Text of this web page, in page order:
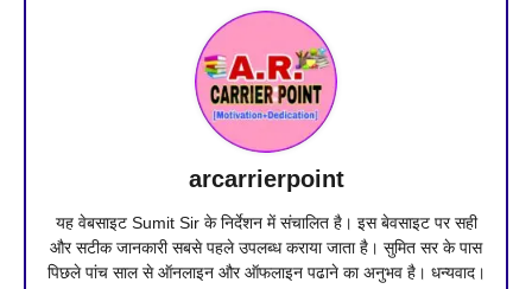
arcarrierpoint
यह वेबसाइट Sumit Sir के निर्देशन में संचालित है। इस बेवसाइट पर सही
और सटीक जानकारी सबसे पहले उपलब्ध कराया जाता है। सुमित सर के पास
पिछले पांच साल से ऑनलाइन और ऑफलाइन पढाने का अनुभव है। धन्यवाद।